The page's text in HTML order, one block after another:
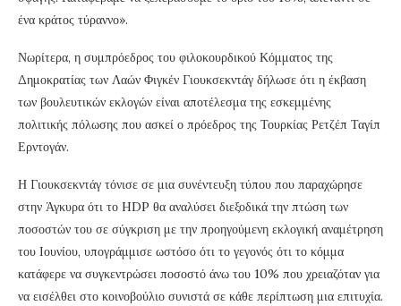
ένα κράτος τύραννο».
Νωρίτερα, η συμπρόεδρος του φιλοκουρδικού Κόμματος της
Δημοκρατίας των Λαών Φιγκέν Γιουκσεκντάγ δήλωσε ότι η έκβαση
των βουλευτικών εκλογών είναι αποτέλεσμα της εσκεμμένης
πολιτικής πόλωσης που ασκεί ο πρόεδρος της Τουρκίας Ρετζέπ Ταγίπ
Ερντογάν.
Η Γιουκσεκντάγ τόνισε σε μια συνέντευξη τύπου που παραχώρησε
στην Άγκυρα ότι το HDP θα αναλύσει διεξοδικά την πτώση των
ποσοστών του σε σύγκριση με την προηγούμενη εκλογική αναμέτρηση
του Ιουνίου, υπογράμμισε ωστόσο ότι το γεγονός ότι το κόμμα
κατάφερε να συγκεντρώσει ποσοστό άνω του 10% που χρειαζόταν για
να εισέλθει στο κοινοβούλιο συνιστά σε κάθε περίπτωση μια επιτυχία.